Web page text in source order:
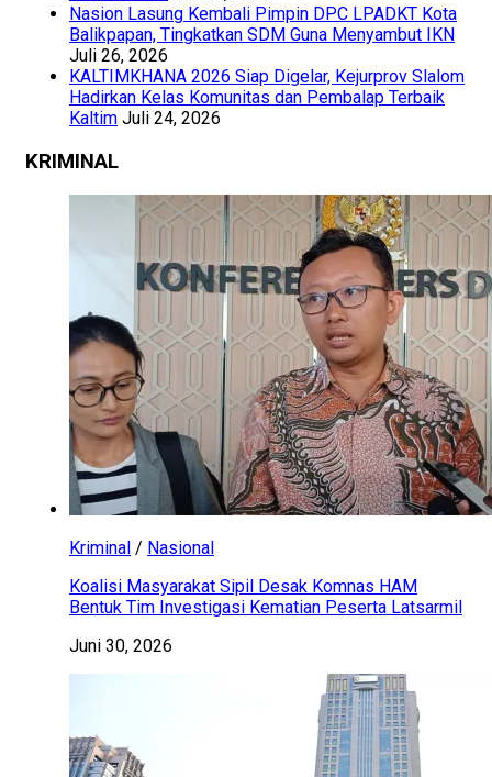
Nasion Lasung Kembali Pimpin DPC LPADKT Kota
Balikpapan, Tingkatkan SDM Guna Menyambut IKN
Juli 26, 2026
KALTIMKHANA 2026 Siap Digelar, Kejurprov Slalom
Hadirkan Kelas Komunitas dan Pembalap Terbaik
Kaltim Juli 24, 2026
KRIMINAL
Kriminal / Nasional
Koalisi Masyarakat Sipil Desak Komnas HAM
Bentuk Tim Investigasi Kematian Peserta Latsarmil
Juni 30, 2026